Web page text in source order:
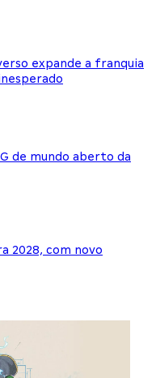
expande a franquia
de mundo aberto da
2028, com novo